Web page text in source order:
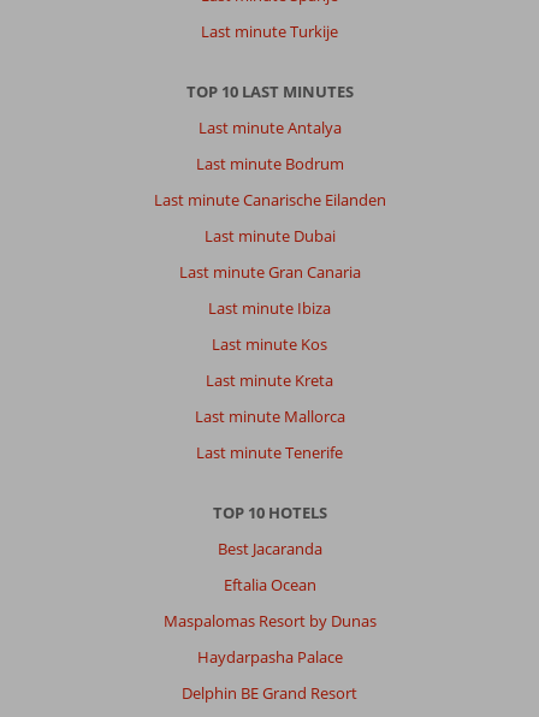
Last minute Turkije
TOP 10 LAST MINUTES
Last minute Antalya
Last minute Bodrum
Last minute Canarische Eilanden
Last minute Dubai
Last minute Gran Canaria
Last minute Ibiza
Last minute Kos
Last minute Kreta
Last minute Mallorca
Last minute Tenerife
TOP 10 HOTELS
Best Jacaranda
Eftalia Ocean
Maspalomas Resort by Dunas
Haydarpasha Palace
Delphin BE Grand Resort